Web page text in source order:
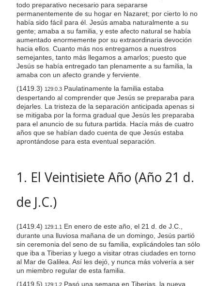
m
todo preparativo necesario para separarse
permanentemente de su hogar en Nazaret; por cierto lo no
había sido fácil para él. Jesús amaba naturalmente a su
gente; amaba a su familia, y este afecto natural se había
aumentado enormemente por su extraordinaria devoción
hacia ellos. Cuanto más nos entregamos a nuestros
semejantes, tanto más llegamos a amarlos; puesto que
Jesús se había entregado tan plenamente a su familia, la
amaba con un afecto grande y ferviente.
(1419.3) 129:0.3Paulatinamente la familia estaba
despertando al comprender que Jesús se preparaba para
dejarles. La tristeza de la separación anticipada apenas si
se mitigaba por la forma gradual que Jesús les preparaba
para el anuncio de su futura partida. Hacía más de cuatro
años que se habían dado cuenta de que Jesús estaba
aprontándose para esta eventual separación.
1. El Veintisiete Año (Año 21 d.
de J.C.)
(1419.4) 129:1.1 En enero de este año, el 21 d. de J.C.,
durante una lluviosa mañana de un domingo, Jesús partió
sin ceremonia del seno de su familia, explicándoles tan sólo
que iba a Tiberias y luego a visitar otras ciudades en torno
al Mar de Galilea. Así les dejó, y nunca más volvería a ser
un miembro regular de esta familia.
(1419.5) 129:1.2Pasó una semana en Tiberias, la nueva